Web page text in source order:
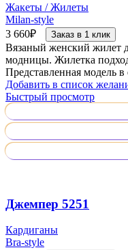
Жакеты / Жилеты
Milan-style
3 660₽ Заказ в 1 клик
Вязаный женский жилет
модницы. Жилетка
Представленная модель в
Добавить в список
Быстрый просмотр
Джемпер 5251
Кардиганы
Bra-style